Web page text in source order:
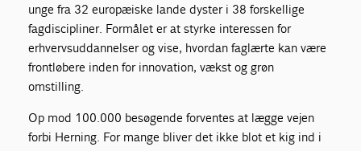
unge fra 32 europæiske lande dyster i 38 forskellige
fagdiscipliner. Formålet er at styrke interessen for
erhvervsuddannelser og vise, hvordan faglærte kan være
frontløbere inden for innovation, vækst og grøn
omstilling.
Op mod 100.000 besøgende forventes at lægge vejen
forbi Herning. For mange bliver det ikke blot et kig ind i